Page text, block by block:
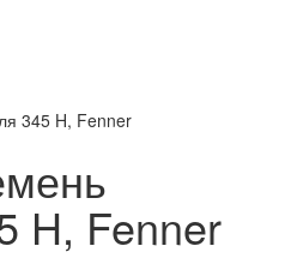
345 H, Fenner
H, Fenner